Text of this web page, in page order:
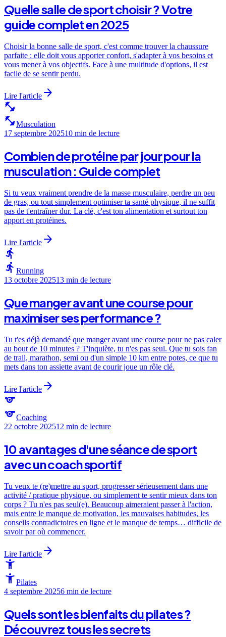
Quelle salle de sport choisir ? Votre
guide complet en 2025
Choisir la bonne salle de sport, c'est comme trouver la chaussure
parfaite : elle doit vous apporter confort, s'adapter à vos besoins et
vous mener à vos objectifs. Face à une multitude d'options, il est
facile de se sentir perdu.
Lire l'article arrow_forward
fitness_center
fitness_centerMusculation
17 septembre 202510 min de lecture
Combien de protéine par jour pour la
musculation : Guide complet
Si tu veux vraiment prendre de la masse musculaire, perdre un peu
de gras, ou tout simplement optimiser ta santé physique, il ne suffit
pas de t'entraîner dur. La clé, c'est ton alimentation et surtout ton
apport en protéines.
Lire l'article arrow_forward
directions_run
directions_run Running
13 octobre 202513 min de lecture
Que manger avant une course pour
maximiser ses performance ?
Tu t'es déjà demandé que manger avant une course pour ne pas caler
au bout de 10 minutes ? T'inquiète, tu n'es pas seul. Que tu sois fan
de trail, marathon, semi ou d'un simple 10 km entre potes, ce que tu
mets dans ton assiette avant de courir joue un rôle clé.
Lire l'article arrow_forward
sports
sportsCoaching
22 octobre 202512 min de lecture
10 avantages d'une séance de sport
avec un coach sportif
Tu veux te (re)mettre au sport, progresser sérieusement dans une
activité / pratique physique, ou simplement te sentir mieux dans ton
corps ? Tu n'es pas seul(e). Beaucoup aimeraient passer à l'action,
mais entre le manque de motivation, les mauvaises habitudes, les
conseils contradictoires en ligne et le manque de temps… difficile de
savoir par où commencer.
Lire l'article arrow_forward
accessibility_new
accessibility_newPilates
4 septembre 20256 min de lecture
Quels sont les bienfaits du pilates ?
Découvrez tous les secrets